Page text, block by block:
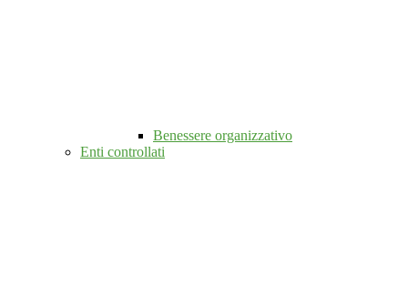
Benessere organizzativo
Enti controllati